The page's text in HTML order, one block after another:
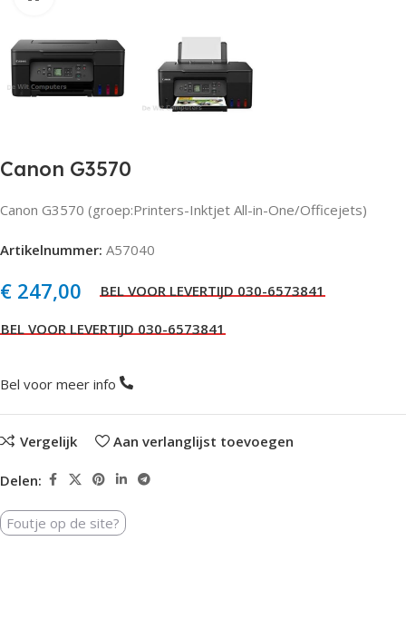
Canon G3570
Canon G3570 (groep:Printers-Inktjet All-in-One/Officejets)
Artikelnummer: A57040
€ 247,00
Bel voor meer info
Vergelijk Aan verlanglijst toevoegen
Delen:
Foutje op de site?